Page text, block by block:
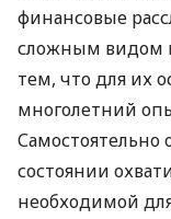
финансовые
сложным видом
тем, что для их
многолетний
Самостоятельно
состоянии
необходимой